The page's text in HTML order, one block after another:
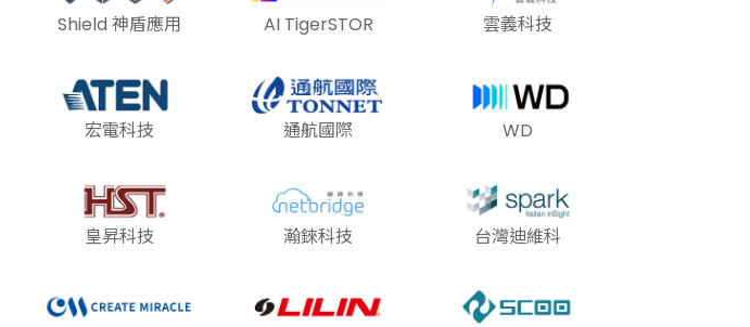
Shield 神盾應用 AI TigerSTOR 雲義科技
宏電科技 通航國際 WD
皇昇科技 瀚錸科技 台灣迪維科